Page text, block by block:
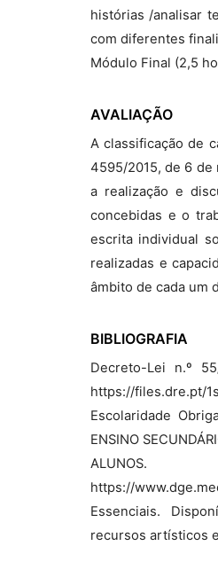
histórias /analisar
com diferentes
Módulo Final (2,5
AVALIAÇÃO
A classificação de
4595/2015, de 6 de
a realização e
concebidas e o
escrita individual
realizadas e
âmbito de cada um
BIBLIOGRAFIA
Decreto-Lei n.º
https://
Escolaridade
ENSINO
https://
Essenciais.
recursos artísticos